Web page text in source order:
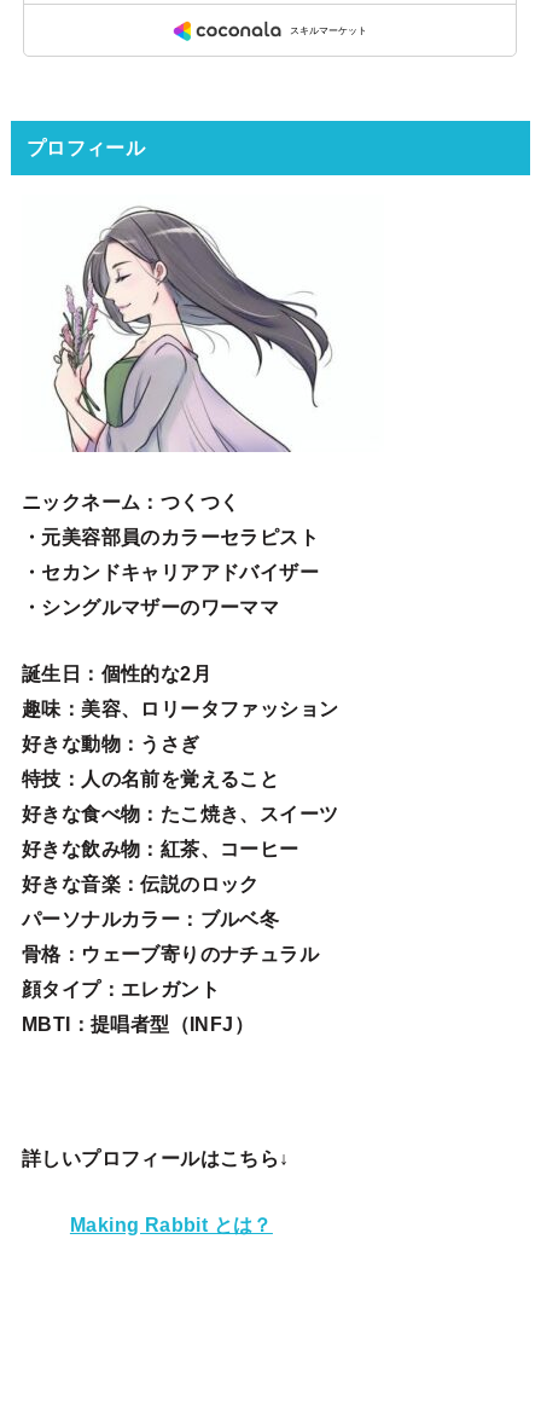
プロフィール
ニックネーム ：つくつく
・元美容部員のカラーセラピスト
・セカンドキャリアアドバイザー
・シングルマザーのワーママ
誕生日 ：個性的な2月
趣味 ：美容、ロリータファッション
好きな動物：うさぎ
特技 ：人の名前を覚えること
好きな食べ物 ：たこ焼き、スイーツ
好きな飲み物：紅茶、コーヒー
好きな音楽：伝説のロック
パーソナルカラー：ブルベ冬
骨格：ウェーブ寄りのナチュラル
顔タイプ：エレガン ト
MBTI：提唱者型（INFJ）
詳しいプロフィールはこちら↓
Making Rabbit とは？